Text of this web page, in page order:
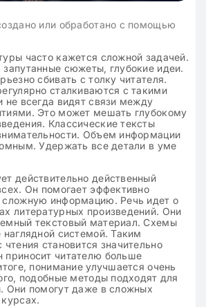
или обработано с помощью
часто кажется сложной задачей.
сюжеты, глубокие идеи.
сбивать с толку читателя.
сталкиваются с такими
не всегда видят связи между
Это может мешать глубокому
Классические тексты
Объем информации
Удержать все детали в уме
действительно действенный
Он помогает эффективно
сложную информацию. Речь идет о
литературных произведений. Они
текстовый материал. Схемы
системой. Таким
становится значительно
читателю больше
понимание улучшается очень
подобные методы подходят для
Они помогут даже в сложных